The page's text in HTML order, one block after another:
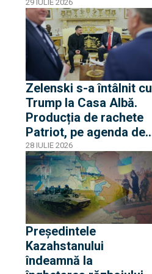
29 IULIE 2026
Zelenski s-a întâlnit cu
Trump la Casa Albă.
Producția de rachete
Patriot, pe agenda de
discuții
28 IULIE 2026
Președintele
Kazahstanului
îndeamnă la